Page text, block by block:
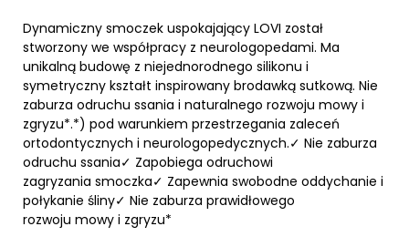
Dynamiczny smoczek uspokajający LOVI został
stworzony we współpracy z neurologopedami. Ma
unikalną budowę z niejednorodnego silikonu i
symetryczny kształt inspirowany brodawką sutkową. Nie
zaburza odruchu ssania i naturalnego rozwoju mowy i
zgryzu*.*) pod warunkiem przestrzegania zaleceń
ortodontycznych i neurologopedycznych.✓ Nie zaburza
odruchu ssania✓ Zapobiega odruchowi
zagryzania smoczka✓ Zapewnia swobodne oddychanie i
połykanie śliny✓ Nie zaburza prawidłowego
rozwoju mowy i zgryzu*